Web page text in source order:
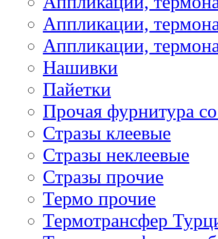
Аппликации,
Аппликации,
Нашивки
Пайетки
Прочая фурнитура
Стразы клеевые
Стразы неклеевые
Стразы прочие
Термо прочие
Термотрансфер